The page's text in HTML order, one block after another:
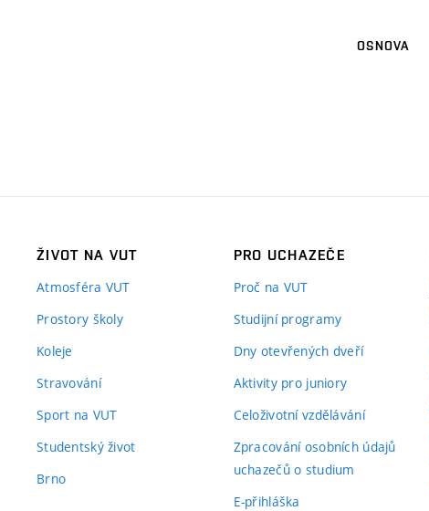
OSNOVA
ŽIVOT NA VUT
Atmosféra VUT
Prostory školy
Koleje
Stravování
Sport na VUT
Studentský život
Brno
PRO UCHAZEČE
Proč na VUT
Studijní programy
Dny otevřených dveří
Aktivity pro juniory
Celoživotní vzdělávání
Zpracování osobních údajů
uchazečů o studium
E-přihláška